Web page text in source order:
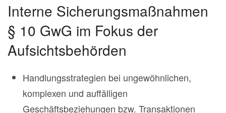
Interne Sicherungsmaßnahmen
§ 10 GwG im Fokus der
Aufsichtsbehörden
Handlungsstrategien bei ungewöhnlichen,
komplexen und auffälligen
Geschäftsbeziehungen bzw. Transaktionen